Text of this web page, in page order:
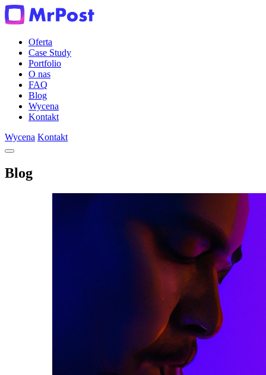
Oferta
Case Study
Portfolio
O nas
FAQ
Blog
Wycena
Kontakt
Wycena Kontakt
Blog